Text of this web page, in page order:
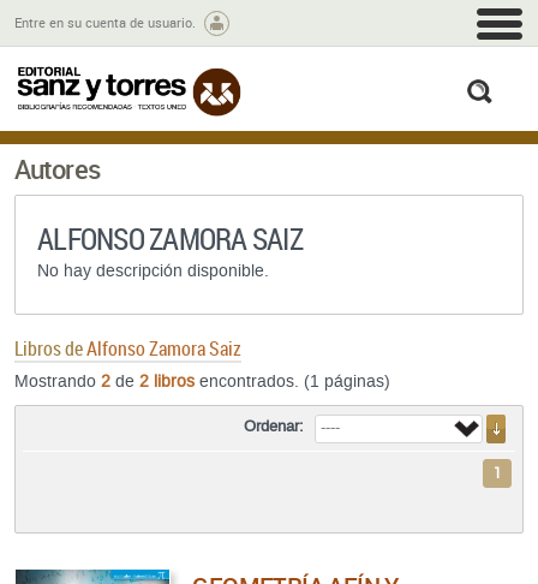
Entre en su cuenta de usuario.
Autores
ALFONSO ZAMORA SAIZ
No hay descripción disponible.
Libros deAlfonso Zamora Saiz
Mostrando 2 de 2 libros encontrados. (1 páginas)
Ordenar:
1